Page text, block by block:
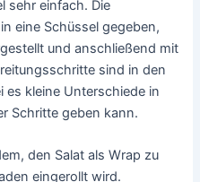
sehr einfach. Die
eine Schüssel gegeben,
und anschließend mit
sind in den
es kleine Unterschiede in
Schritte geben kann.
den Salat als Wrap zu
eingerollt wird.